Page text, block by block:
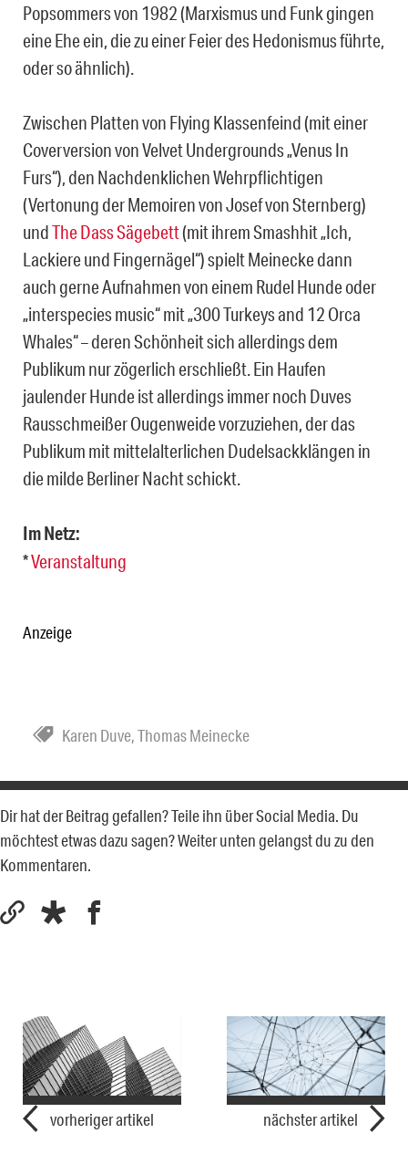
Popsommers von 1982 (Marxismus und Funk gingen
eine Ehe ein, die zu einer Feier des Hedonismus führte,
oder so ähnlich).
Zwischen Platten von Flying Klassenfeind (mit einer
Coverversion von Velvet Undergrounds „Venus In
Furs“), den Nachdenklichen Wehrpflichtigen
(Vertonung der Memoiren von Josef von Sternberg)
undThe Dass Sägebett(mit ihrem Smashhit „Ich,
Lackiere und Fingernägel“) spielt Meinecke dann
auch gerne Aufnahmen von einem Rudel Hunde oder
„interspecies music“ mit „300 Turkeys and 12 Orca
Whales“ – deren Schönheit sich allerdings dem
Publikum nur zögerlich erschließt. Ein Haufen
jaulender Hunde ist allerdings immer noch Duves
Rausschmeißer Ougenweide vorzuziehen, der das
Publikum mit mittelalterlichen Dudelsackklängen in
die milde Berliner Nacht schickt.
Im Netz:
*Veranstaltung
Anzeige
Karen Duve,Thomas Meinecke
Dir hat der Beitrag gefallen? Teile ihn über Social Media. Du
möchtest etwas dazu sagen? Weiter unten gelangst du zu den
Kommentaren.
vorheriger artikel nächster artikel